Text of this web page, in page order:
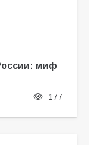
миф
177